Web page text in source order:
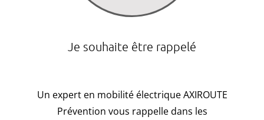
Je souhaite être rappelé
Un expert en mobilité électrique AXIROUTE
Prévention vous rappelle dans les